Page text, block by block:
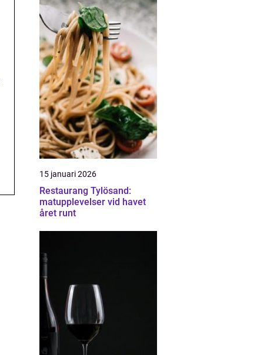
15 januari 2026
Restaurang Tylösand:
matupplevelser vid havet
året runt